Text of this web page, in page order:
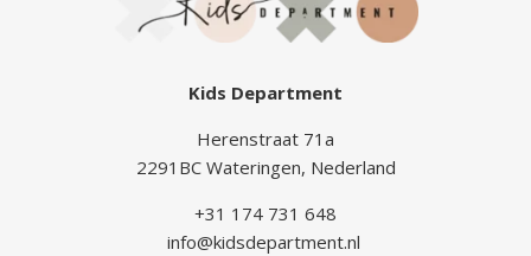
Kids Department
Herenstraat 71a
2291BC Wateringen, Nederland
+31 174 731 648
info@kidsdepartment.nl